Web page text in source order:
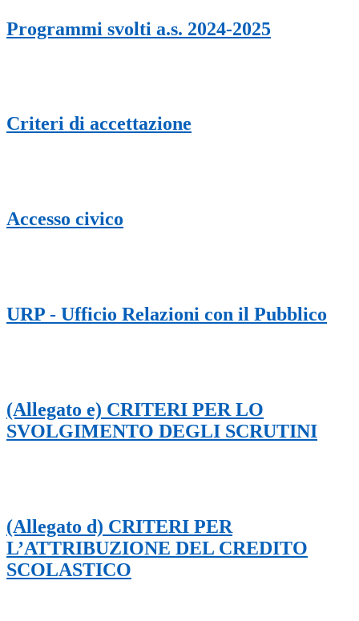
Programmi svolti a.s. 2024-2025
Criteri di accettazione
Accesso civico
URP - Ufficio Relazioni con il Pubblico
(Allegato e) CRITERI PER LO
SVOLGIMENTO DEGLI SCRUTINI
(Allegato d) CRITERI PER
L’ATTRIBUZIONE DEL CREDITO
SCOLASTICO